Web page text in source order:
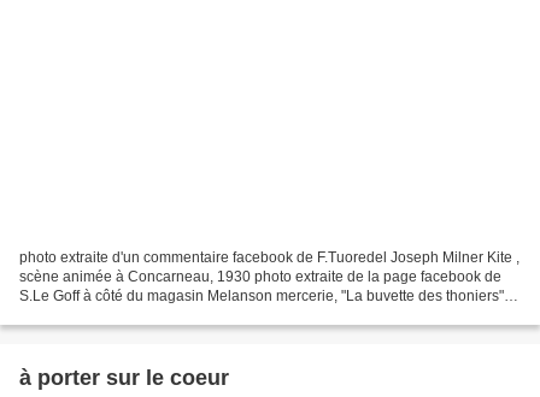
photo extraite d'un commentaire facebook de F.Tuoredel Joseph Milner Kite ,
scène animée à Concarneau, 1930 photo extraite de la page facebook de
S.Le Goff à côté du magasin Melanson mercerie, "La buvette des thoniers"
à porter sur le coeur